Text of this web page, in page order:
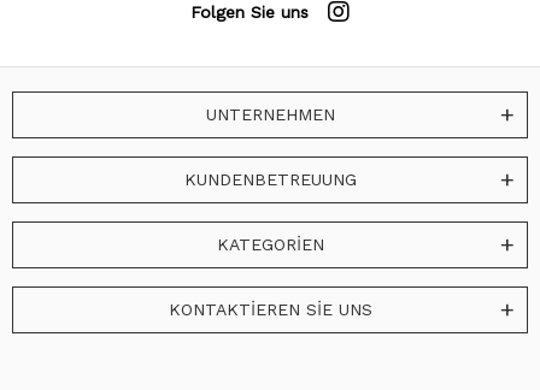
Folgen Sie uns
UNTERNEHMEN
KUNDENBETREUUNG
KATEGORİEN
KONTAKTİEREN SİE UNS